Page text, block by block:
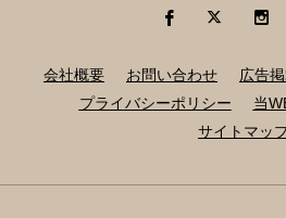
会社概要 お問い合わせ 広告
プライバシーポリシー
当
サイトマッ